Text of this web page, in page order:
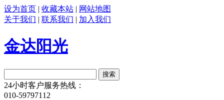
设为首页 | 收藏本站 | 网站地图
关于我们 | 联系我们 | 加入我们
金达阳光
24小时客户服务热线：
010-59797112